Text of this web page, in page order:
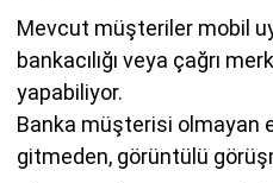
Mevcut müşteriler mobil
bankacılığı veya çağrı
yapabiliyor.
Banka müşterisi olmayan
gitmeden, görüntülü